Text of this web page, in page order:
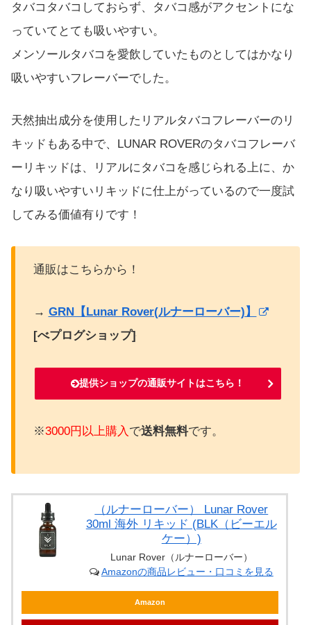
タバコタバコしておらず、タバコ感がアクセントにな
っていてとても吸いやすい。
メンソールタバコを愛飲していたものとしてはかなり
吸いやすいフレーバーでした。
天然抽出成分を使用したリアルタバコフレーバーのリ
キッドもある中で、LUNAR ROVERのタバコフレーバ
ーリキッドは、リアルにタバコを感じられる上に、か
なり吸いやすいリキッドに仕上がっているので一度試
してみる価値有りです！
通販はこちらから！
→ GRN【Lunar Rover(ルナーローバー)】
[べプログショップ]
提供ショップの通販サイトはこちら！
※3000円以上購入 で送料無料です。
（ルナーローバー） Lunar Rover
30ml 海外 リキッド (BLK（ビーエル
ケー）)
Lunar Rover（ルナーローバー）
Amazonの商品レビュー・口コミを見る
Amazon